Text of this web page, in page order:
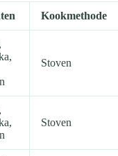
Kookmethode
Stoven
Stoven